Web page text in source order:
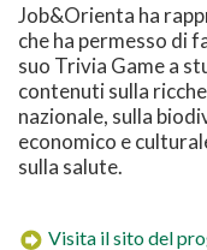
Job&Orienta ha
che ha permesso di
suo Trivia Game a
contenuti sulla
nazionale, sulla
economico e
sulla salute.
Visita il sito del